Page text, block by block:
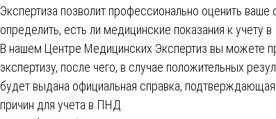
Экспертиза позволит профессионально оценить ваше
определить, есть ли медицинские показания к учету
В нашем Центре Медицинских Экспертиз вы можете
экспертизу, после чего, в случае положительных
будет выдана официальная справка, подтверждающая
причин для учета в ПНД.